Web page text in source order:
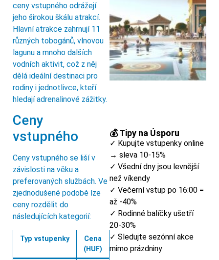
ceny vstupného odrážejí
jeho širokou škálu atrakcí.
Hlavní atrakce zahrnují 11
různých tobogánů, vlnovou
lagunu a mnoho dalších
vodních aktivit, což z něj
dělá ideální destinaci pro
rodiny i jednotlivce, kteří
hledají adrenalinové zážitky.
Ceny
vstupného
Ceny vstupného se liší v
závislosti na věku a
preferovaných službách. Ve
zjednodušené podobě lze
ceny rozdělit do
následujících kategorií:
Typ vstupenky
Cena
(HUF)
💰 Tipy na Úsporu
✓ Kupujte vstupenky online
→ sleva 10-15%
✓ Všední dny jsou levnější
než víkendy
✓ Večerní vstup po 16:00 =
až -40%
✓ Rodinné balíčky ušetří
20-30%
✓ Sledujte sezónní akce
mimo prázdniny